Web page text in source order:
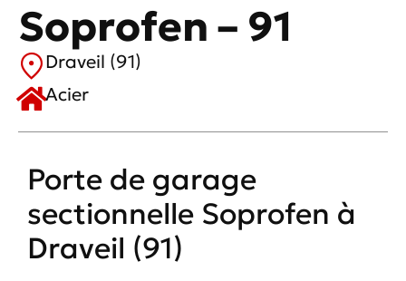
Soprofen – 91
Draveil (91)
Acier
Porte de garage
sectionnelle Soprofen à
Draveil (91)